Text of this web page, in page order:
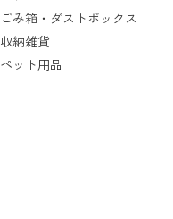
ごみ箱・ダストボックス
収納雑貨
ペット用品